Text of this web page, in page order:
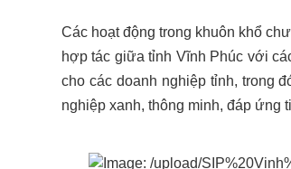
Các hoạt động trong khuôn khổ
hợp tác giữa tỉnh Vĩnh Phúc với
cho các doanh nghiệp tỉnh, trong
nghiệp xanh, thông minh, đáp ứng